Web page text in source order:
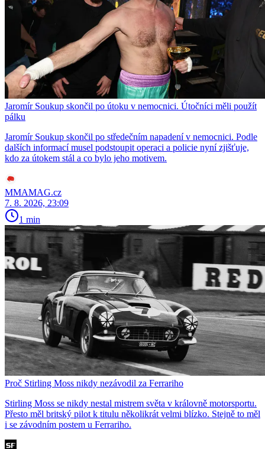
Jaromír Soukup skončil po útoku v nemocnici. Útočníci měli použít
pálku
Jaromír Soukup skončil po středečním napadení v nemocnici. Podle
dalších informací musel podstoupit operaci a policie nyní zjišťuje,
kdo za útokem stál a co bylo jeho motivem.
MMAMAG.cz
7. 8. 2026, 23:09
1 min
Proč Stirling Moss nikdy nezávodil za Ferrariho
Stirling Moss se nikdy nestal mistrem světa v královně motorsportu.
Přesto měl britský pilot k titulu několikrát velmi blízko. Stejně to měl
i se závodním postem u Ferrariho.